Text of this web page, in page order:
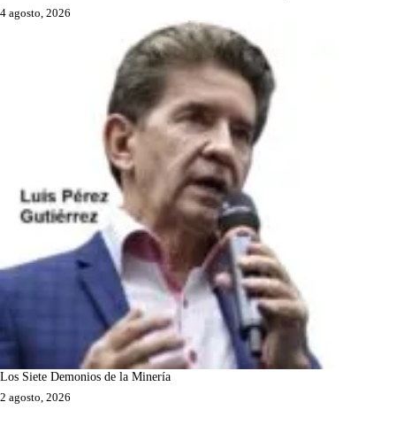
4 agosto, 2026
Los Siete Demonios de la Minería
2 agosto, 2026